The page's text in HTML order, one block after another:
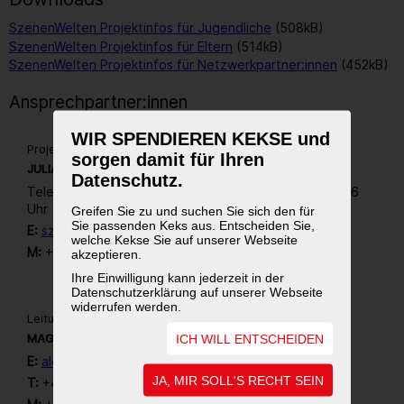
WIR SPENDIEREN KEKSE und
sorgen damit für Ihren
Datenschutz.
Greifen Sie zu und suchen Sie sich den für
Sie passenden Keks aus. Entscheiden Sie,
welche Kekse Sie auf unserer Webseite
akzeptieren.
Ihre Einwilligung kann jederzeit in der
Datenschutzerklärung auf unserer Webseite
widerrufen werden.
ICH WILL ENTSCHEIDEN
JA, MIR SOLL'S RECHT SEIN
SzenenWelten Projektinfos für Jugendliche (508kB)
SzenenWelten Projektinfos für Eltern (514kB)
SzenenWelten Projektinfos für Netzwerkpartner:innen (452kB)
Ansprechpartner:innen
Projektassistenz SzenenWelten
JULIA FASCHING
Telefonisch bin ich für dich erreichbar von MO-FR 9-16
Uhr
E: szenenwelten@wienwork.at
M: +43 664 245 36 14
Leitung SzenenWelten
MAG.
ALEXANDRA FRIEDHUBER (SIE/IHR)
E: alexandra.friedhuber@wienwork.at
T: +43 664 2453614